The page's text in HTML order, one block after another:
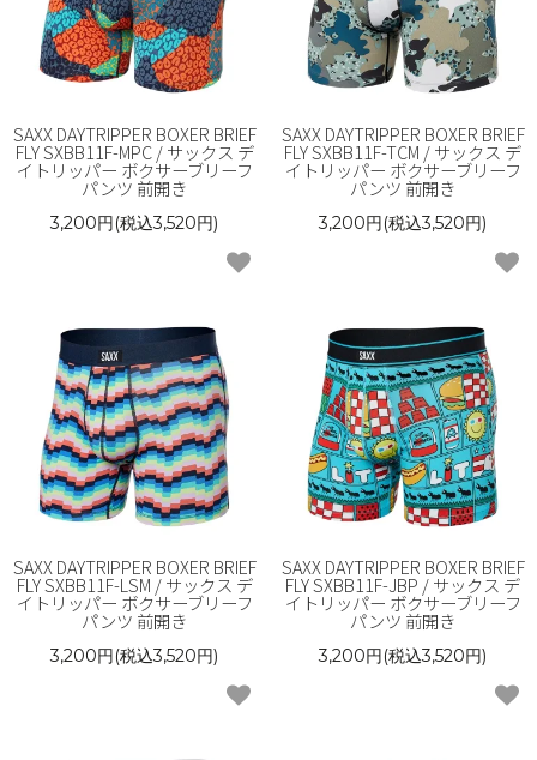
SAXX DAYTRIPPER BOXER BRIEF
FLY SXBB11F-MPC / サックス デ
イトリッパー ボクサーブリーフ
パンツ 前開き
3,200円(税込3,520円)
SAXX DAYTRIPPER BOXER BRIEF
FLY SXBB11F-TCM / サックス デ
イトリッパー ボクサーブリーフ
パンツ 前開き
3,200円(税込3,520円)
SAXX DAYTRIPPER BOXER BRIEF
FLY SXBB11F-LSM / サックス デ
イトリッパー ボクサーブリーフ
パンツ 前開き
3,200円(税込3,520円)
SAXX DAYTRIPPER BOXER BRIEF
FLY SXBB11F-JBP / サックス デ
イトリッパー ボクサーブリーフ
パンツ 前開き
3,200円(税込3,520円)